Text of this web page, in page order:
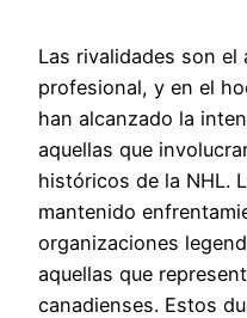
Las rivalidades son el
profesional, y en el
han alcanzado la
aquellas que
históricos de la NHL.
mantenido
organizaciones
aquellas que
canadienses. Estos